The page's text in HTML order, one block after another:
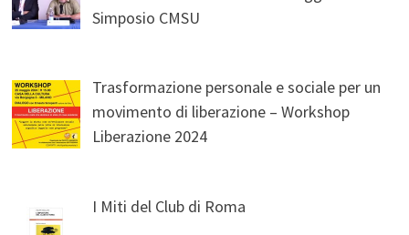
Simposio CMSU
Trasformazione personale e sociale per un
movimento di liberazione – Workshop
Liberazione 2024
I Miti del Club di Roma